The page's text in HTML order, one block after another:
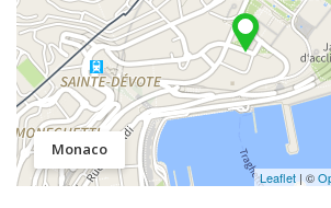
Monaco
Leaflet | ©